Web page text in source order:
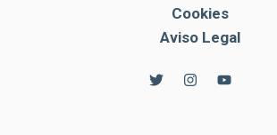
Cookies
Aviso Legal